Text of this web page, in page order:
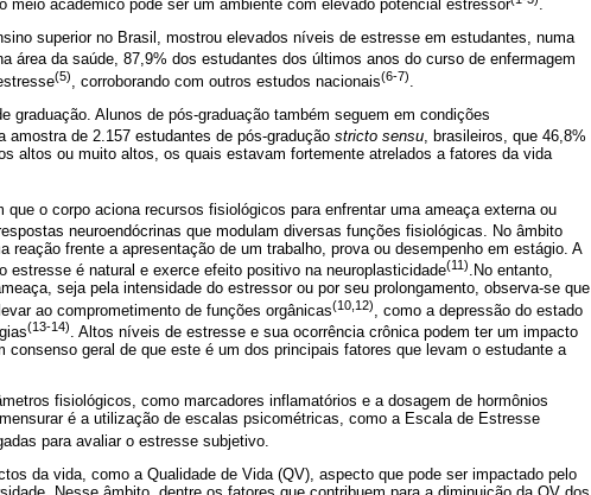
meio acadêmico pode ser um ambiente com elevado potencial estressor
superior no Brasil, mostrou elevados níveis de estresse em estudantes, numa
área da saúde, 87,9% dos estudantes dos últimos anos do curso de enfermagem
(5) , corroborando com outros estudos nacionais(6-7)
graduação. Alunos de pós-graduação também seguem em condições
amostra de 2.157 estudantes de pós-gradução stricto sensu, brasileiros, que 46,8%
altos ou muito altos, os quais estavam fortemente atrelados a fatores da vida
o corpo aciona recursos fisiológicos para enfrentar uma ameaça externa ou
neuroendócrinas que modulam diversas funções fisiológicas. No âmbito
reação frente a apresentação de um trabalho, prova ou desempenho em estágio. A
estresse é natural e exerce efeito positivo na neuroplasticidade(11).No entanto,
seja pela intensidade do estressor ou por seu prolongamento, observa-se que
ao comprometimento de funções orgânicas(10,12)
, como a depressão do estado
(13-14). Altos níveis de estresse e sua ocorrência crônica podem ter um impacto
consenso geral de que este é um dos principais fatores que levam o estudante a
fisiológicos, como marcadores inflamatórios e a dosagem de hormônios
é a utilização de escalas psicométricas, como a Escala de Estresse
para avaliar o estresse subjetivo.
da vida, como a Qualidade de Vida (QV), aspecto que pode ser impactado pelo